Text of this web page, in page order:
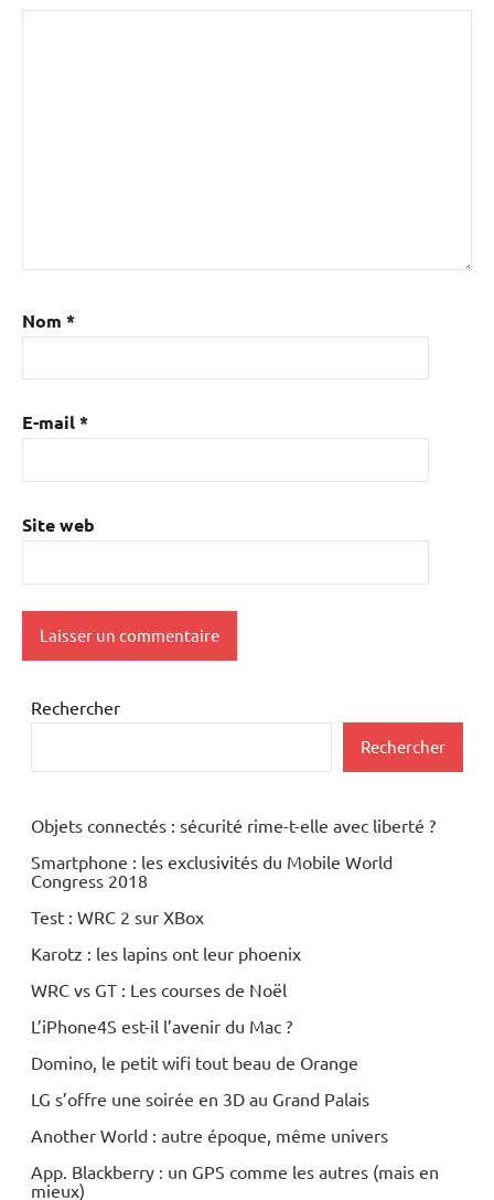
Nom *
E-mail*
Site web
Rechercher
Rechercher
Objets connectés : sécurité rime-t-elle avec liberté ?
Smartphone : les exclusivités du Mobile World
Congress 2018
Test : WRC 2 sur XBox
Karotz : les lapins ont leur phoenix
WRC vs GT : Les courses de Noël
L’iPhone4S est-il l’avenir du Mac ?
Domino, le petit wifi tout beau de Orange
LG s’offre une soirée en 3D au Grand Palais
Another World : autre époque, même univers
App. Blackberry : un GPS comme les autres (mais en
mieux)